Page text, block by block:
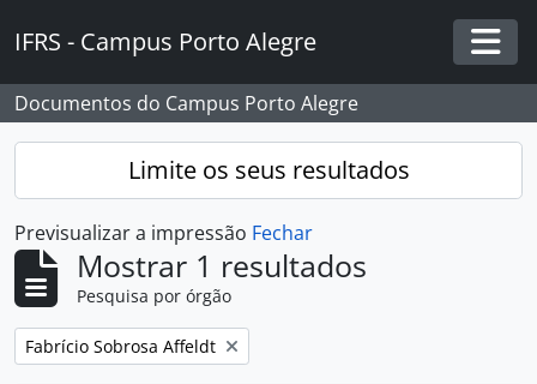
IFRS - Campus Porto Alegre
Documentos do Campus Porto Alegre
Limite os seus resultados
Previsualizar a impressão Fechar
Mostrar 1 resultados
Pesquisa por órgão
Remover filtro:
Fabrício Sobrosa Affeldt